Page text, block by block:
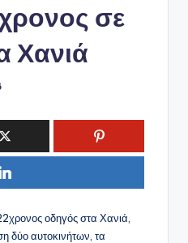
σε
Χανιά
οδηγός στα Χανιά,
δύο αυτοκινήτων, τα